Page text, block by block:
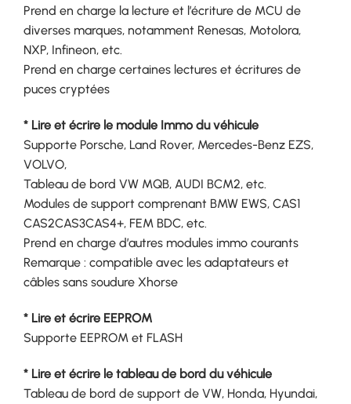
Prend en charge la lecture et l’écriture de MCU de
diverses marques, notamment Renesas, Motolora,
NXP, Infineon, etc.
Prend en charge certaines lectures et écritures de
puces cryptées
* Lire et écrire le module Immo du véhicule
Supporte Porsche, Land Rover, Mercedes-Benz EZS,
VOLVO,
Tableau de bord VW MQB, AUDI BCM2, etc.
Modules de support comprenant BMW EWS, CAS1
CAS2CAS3CAS4+, FEM BDC, etc.
Prend en charge d’autres modules immo courants
Remarque : compatible avec les adaptateurs et
câbles sans soudure Xhorse
* Lire et écrire EEPROM
Supporte EEPROM et FLASH
* Lire et écrire le tableau de bord du véhicule
Tableau de bord de support de VW, Honda, Hyundai,